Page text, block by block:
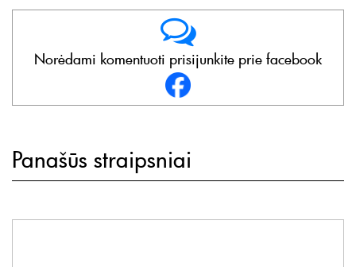
Norėdami komentuoti prisijunkite prie facebook
Panašūs straipsniai